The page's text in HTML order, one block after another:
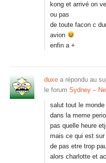
kong et arrivé on
ou pas
de toute facon c
avion
enfin a +
duxe a répondu au
le forum Sydney –
salut tout le
dans la meme
pas quelle heure
mais ce qui est
de pas etre trop
alors charlotte et